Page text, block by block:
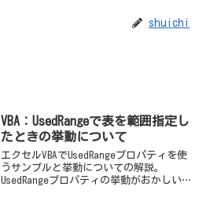
shuichi
VBA：UsedRangeで表を範囲指定し
たときの挙動について
エクセルVBAでUsedRangeプロパティを使
うサンプルと挙動についての解説。
UsedRangeプロパティの挙動がおかしいと